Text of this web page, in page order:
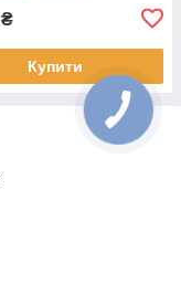
₴
Купити